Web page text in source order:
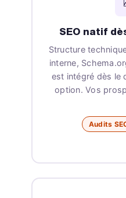
SEO natif
Structure
interne,
est intégré dès le
option. Vos
Audits